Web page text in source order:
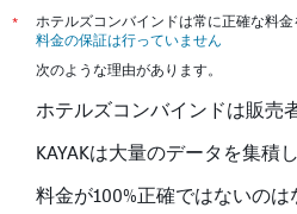
*
ホテルズコンバインドは常に正確な料金
料金の保証は行っていません
次のような理由があります。
ホテルズコンバインドは販売
KAYAKは大量のデータを集積
料金が100%正確ではないのは